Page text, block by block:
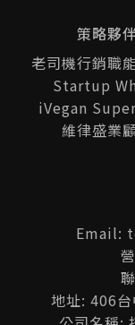
策略夥
老司機行銷職
Startup
iVegan
維律盛業
Email:
地址: 406